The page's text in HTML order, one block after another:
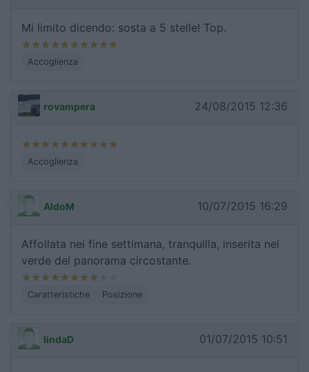
Mi limito dicendo: sosta a 5 stelle! Top.
Accoglienza
rovampera 24/08/2015 12:36
Accoglienza
AldoM 10/07/2015 16:29
Affollata nei fine settimana, tranquilla, inserita nel
verde del panorama circostante.
Caratteristiche Posizione
lindaD 01/07/2015 10:51